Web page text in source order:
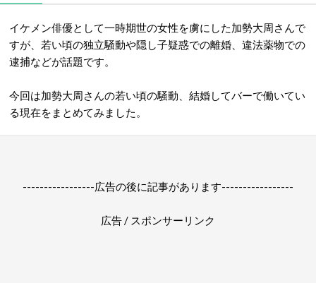
イケメン俳優として一時期世の女性を虜にした加勢大周さんで
すが、若い頃の独立騒動や隠し子疑惑での離婚、違法薬物での
逮捕などが話題です。
今回は加勢大周さんの若い頃の騒動、結婚してバーで働いてい
る現在をまとめてみました。
-----------------広告の後に記事があります-----------------
広告 / スポンサーリンク